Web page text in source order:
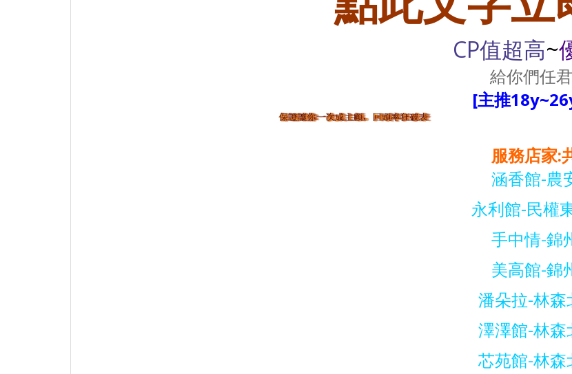
CP值超高~
給你們任
[主推
服務店家:
涵香館-農
永利館-民權
手中情-錦
美高館-錦
潘朵拉-林
澤澤館-林
芯苑館-林